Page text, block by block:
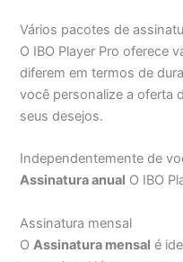
Vários pacotes de
O IBO Player Pro oferece
diferem em termos de
você personalize a oferta
seus desejos.
Independentemente de
Assinatura anual O IBO
Assinatura mensal
OAssinatura mensal é